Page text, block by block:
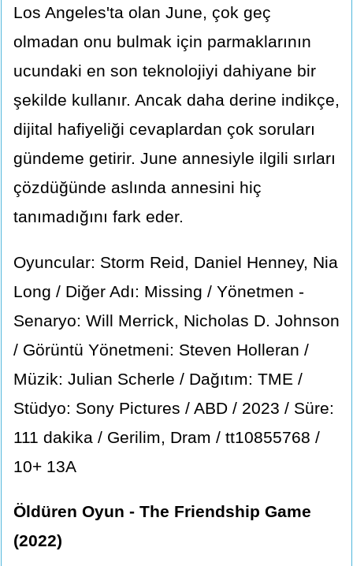
Los Angeles'ta olan June, çok geç
olmadan onu bulmak için parmaklarının
ucundaki en son teknolojiyi dahiyane bir
şekilde kullanır. Ancak daha derine indikçe,
dijital hafiyeliği cevaplardan çok soruları
gündeme getirir. June annesiyle ilgili sırları
çözdüğünde aslında annesini hiç
tanımadığını fark eder.
Oyuncular: Storm Reid, Daniel Henney, Nia
Long / Diğer Adı: Missing / Yönetmen -
Senaryo: Will Merrick, Nicholas D. Johnson
/ Görüntü Yönetmeni: Steven Holleran /
Müzik: Julian Scherle / Dağıtım: TME /
Stüdyo: Sony Pictures / ABD / 2023 / Süre:
111 dakika / Gerilim, Dram / tt10855768 /
10+ 13A
Öldüren Oyun - The Friendship Game
(2022)